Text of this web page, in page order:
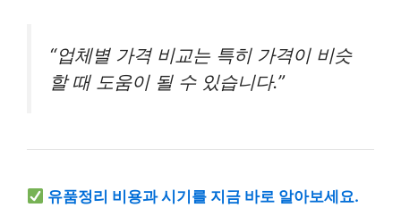
“업체별 가격 비교는 특히 가격이 비슷
할 때 도움이 될 수 있습니다.”
유품정리 비용과 시기를 지금 바로 알아보세요.